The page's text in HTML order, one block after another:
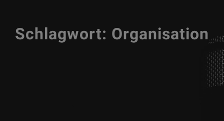
Schlagwort: Organisation